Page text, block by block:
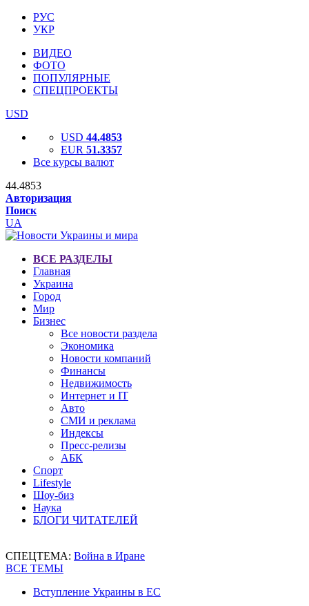
РУС
УКР
ВИДЕО
ФОТО
ПОПУЛЯРНЫЕ
СПЕЦПРОЕКТЫ
USD
USD 44.4853
EUR 51.3357
Все курсы валют
44.4853
Авторизация
Поиск
UA
ВСЕ РАЗДЕЛЫ
Главная
Украина
Город
Мир
Бизнес
Все новости раздела
Экономика
Новости компаний
Финансы
Недвижимость
Интернет и IT
Авто
СМИ и реклама
Индексы
Пресс-релизы
АБК
Спорт
Lifestyle
Шоу-биз
Наука
БЛОГИ ЧИТАТЕЛЕЙ
СПЕЦТЕМА: Война в Иране
ВСЕ ТЕМЫ
Вступление Украины в ЕС